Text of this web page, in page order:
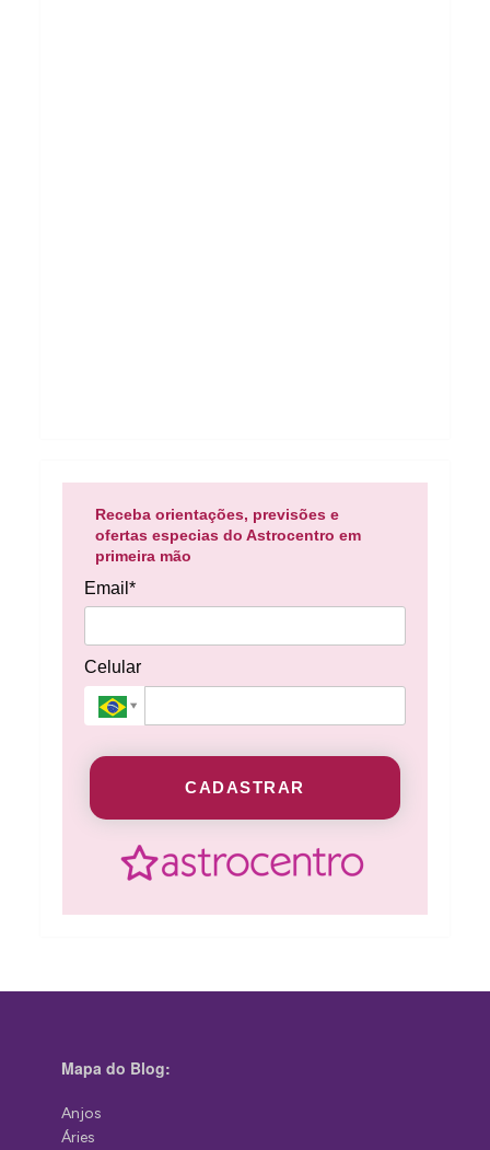
Receba orientações, previsões e
ofertas especias do Astrocentro em
primeira mão
Email*
Celular
CADASTRAR
Mapa do Blog:
Anjos
Áries